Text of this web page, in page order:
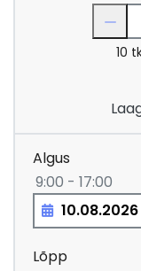
10
Algus
9:00 - 17:00
Lõpp